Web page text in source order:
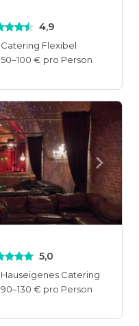
4,9
Catering Flexibel
50–100 € pro Person
5,0
Hauseigenes Catering
90–130 € pro Person